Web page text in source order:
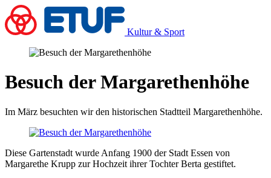
Kultur & Sport
Besuch der Margarethenhöhe
Im März besuchten wir den historischen Stadtteil Margarethenhöhe.
Diese Gartenstadt wurde Anfang 1900 der Stadt Essen von
Margarethe Krupp zur Hochzeit ihrer Tochter Berta gestiftet.